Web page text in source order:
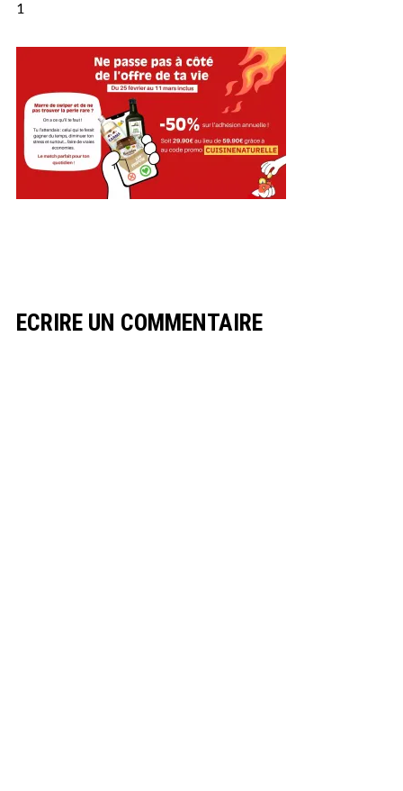
1
ECRIRE UN COMMENTAIRE